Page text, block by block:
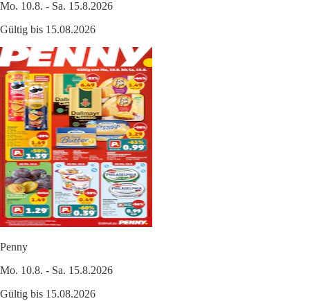
Mo. 10.8. - Sa. 15.8.2026
Gültig bis 15.08.2026
Penny
Mo. 10.8. - Sa. 15.8.2026
Gültig bis 15.08.2026